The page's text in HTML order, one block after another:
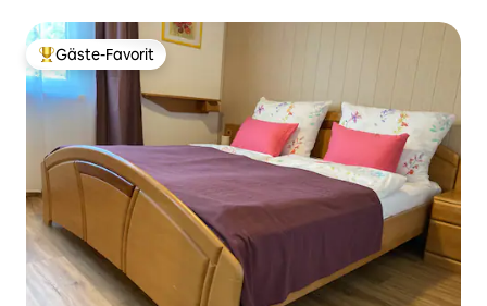
Beliebter Gäste-Favorit.
Gäste-Favorit